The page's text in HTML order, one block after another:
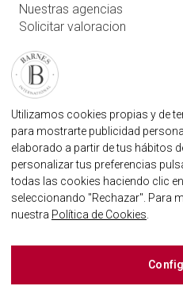
Nuestras agencias
Solicitar valoracion
Inicio de sesión de usuario
FAQ
ENCUENTRE
AGENCIA
MARBELLA@BARNES-
+34 614
Utilizamos cookies propias y de
para mostrarte publicidad
elaborado a partir de tus hábitos
personalizar tus preferencias
todas las cookies haciendo clic
seleccionando "Rechazar". Para
nuestra Política de Cookies